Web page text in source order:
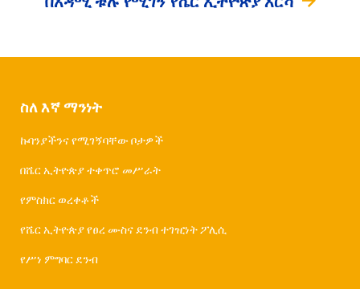
ስለ እኛ ማንነት
ኩባንያችንና የሚገኝባቸው ቦታዎች
በሼር ኢትዮጵያ ተቀጥሮ መሥራት
የምስክር ወረቀቶች
የሼር ኢትዮጵያ የፀረ ሙስና ደንብ ተገዢነት ፖሊሲ
የሥነ ምግባር ደንብ